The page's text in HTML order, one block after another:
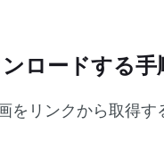
ロードする手
をリンクから取得す